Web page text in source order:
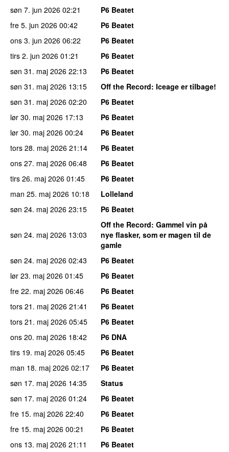
søn 7. jun 2026 02:21
P6 Beatet
fre 5. jun 2026 00:42
P6 Beatet
ons 3. jun 2026 06:22
P6 Beatet
tirs 2. jun 2026 01:21
P6 Beatet
søn 31. maj 2026 22:13
P6 Beatet
søn 31. maj 2026 13:15 Off the Record: Iceage er tilbage!
søn 31. maj 2026 02:20
P6 Beatet
lør 30. maj 2026 17:13
P6 Beatet
lør 30. maj 2026 00:24
P6 Beatet
tors 28. maj 2026 21:14
P6 Beatet
ons 27. maj 2026 06:48
P6 Beatet
tirs 26. maj 2026 01:45
P6 Beatet
man 25. maj 2026 10:18
Lolleland
søn 24. maj 2026 23:15 P6 Beatet
søn 24. maj 2026 13:03
Off the Record: Gammel vin på
nye flasker, som er magen til de
gamle
søn 24. maj 2026 02:43
P6 Beatet
lør 23. maj 2026 01:45
P6 Beatet
fre 22. maj 2026 06:46
P6 Beatet
tors 21. maj 2026 21:41
P6 Beatet
tors 21. maj 2026 05:45
P6 Beatet
ons 20. maj 2026 18:42
P6 DNA
tirs 19. maj 2026 05:45
P6 Beatet
man 18. maj 2026 02:17
P6 Beatet
søn 17. maj 2026 14:35
Status
søn 17. maj 2026 01:24
P6 Beatet
fre 15. maj 2026 22:40
P6 Beatet
fre 15. maj 2026 00:21
P6 Beatet
ons 13. maj 2026 21:11
P6 Beatet